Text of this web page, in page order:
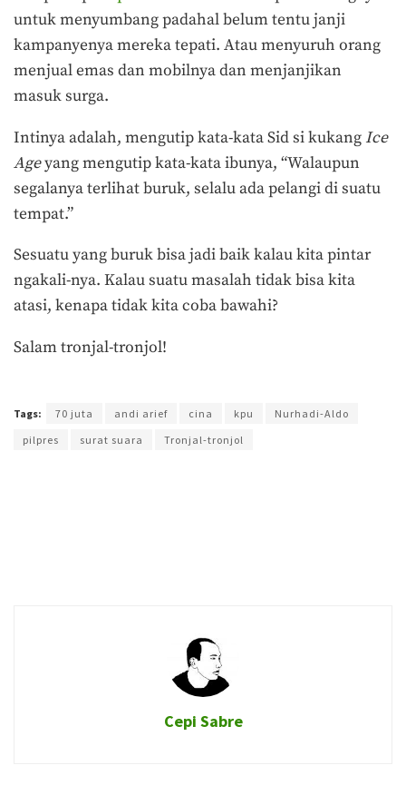
untuk menyumbang padahal belum tentu janji
kampanyenya mereka tepati. Atau menyuruh orang
menjual emas dan mobilnya dan menjanjikan
masuk surga.
Intinya adalah, mengutip kata-kata Sid si kukang Ice
Ageyang mengutip kata-kata ibunya, “Walaupun
segalanya terlihat buruk, selalu ada pelangi di suatu
tempat.”
Sesuatu yang buruk bisa jadi baik kalau kita pintar
ngakali-nya. Kalau suatu masalah tidak bisa kita
atasi, kenapa tidak kita coba bawahi?
Salam tronjal-tronjol!
Tags: 70 juta andi arief cina kpu
Nurhadi-Aldo
pilpres
surat suara Tronjal-tronjol
Cepi Sabre